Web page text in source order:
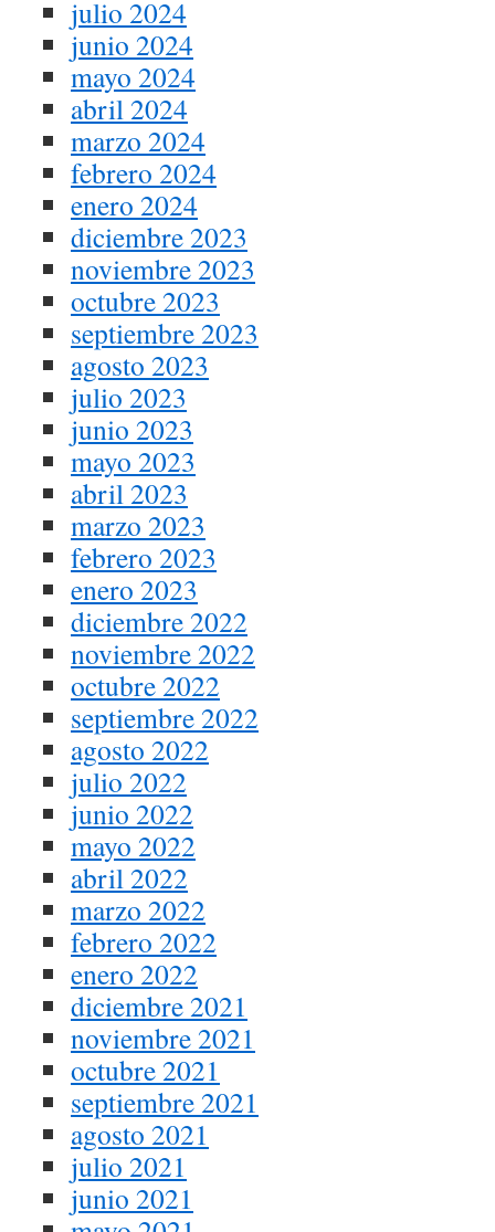
julio 2024
junio 2024
mayo 2024
abril 2024
marzo 2024
febrero 2024
enero 2024
diciembre 2023
noviembre 2023
octubre 2023
septiembre 2023
agosto 2023
julio 2023
junio 2023
mayo 2023
abril 2023
marzo 2023
febrero 2023
enero 2023
diciembre 2022
noviembre 2022
octubre 2022
septiembre 2022
agosto 2022
julio 2022
junio 2022
mayo 2022
abril 2022
marzo 2022
febrero 2022
enero 2022
diciembre 2021
noviembre 2021
octubre 2021
septiembre 2021
agosto 2021
julio 2021
junio 2021